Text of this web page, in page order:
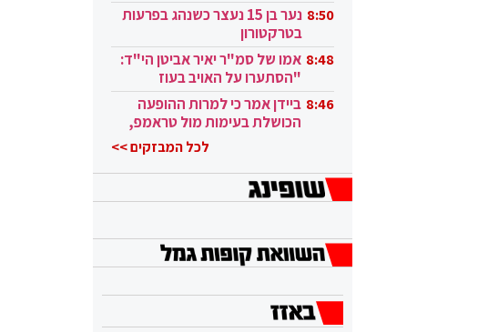
8:50
נער בן 15 נעצר כשנהג בפרעות
בטרקטורון
8:48 אמו של סמ"ר יאיר אביטן הי"ד:
"הסתערו על האויב בעוז
ובגבורה" 8:46 ביידן אמר כי למרות ההופעה
הכושלת בעימות מול טראמפ,
לכל המבזקים >>